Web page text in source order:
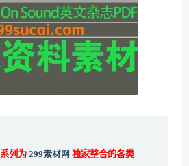
系列为 299素材网 独家整合的各类